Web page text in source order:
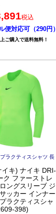
税込
便対応可（290円）
ご購入で送料無料！
ラクティスシャツ 長
イキ) ナイキ DRI-
ク ファーストレ
ングスリーブ ジ
ッカー インナー
ラクティスシャ
398)